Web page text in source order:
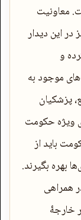
معاونیت
این دیدار
و
موجود به
پزشکیان
ویژه حکومت
باید از
بهره بگیرند.
همراهی
خارجۀ